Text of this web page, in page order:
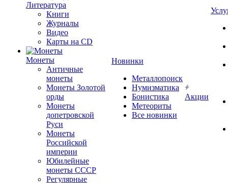
Литература
Книги
Журналы
Видео
Карты на CD
Монеты
Античные
монеты
Монеты Золотой
орды
Монеты
допетровской
Руси
Монеты
Российской
империи
Юбилейные
монеты СССР
Регулярные
Новинки
Металлопоиск
Нумизматика
Бонистика
Метеориты
Все новинки
Акции